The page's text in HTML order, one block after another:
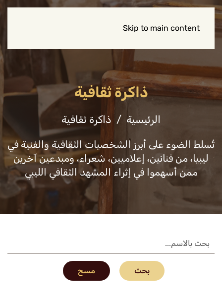
Skip to main content
ذاكرة ثقافية
الرئيسية ذاكرة ثقافية
تُسلط الضوء على أبرز الشخصيات الثقافية والفنية في
ليبيا، من فنانين، إعلاميين، شعراء، ومبدعين آخرين
ممن أسهموا في إثراء المشهد الثقافي الليبي